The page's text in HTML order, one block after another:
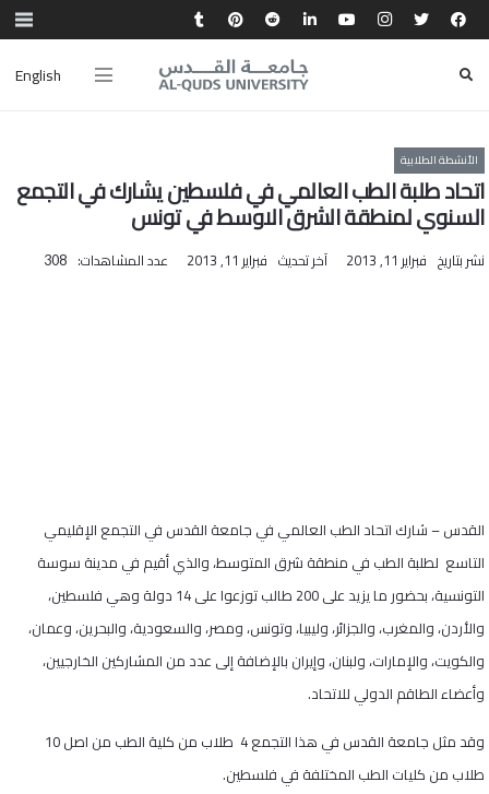
English
الأنشطة الطلابية
اتحاد طلبة الطب العالمي في فلسطين يشارك في التجمع
السنوي لمنطقة الشرق الاوسط في تونس
نشر بتاريخ فبراير 11, 2013 آخر تحديث فبراير 11, 2013 عدد المشاهدات: 308
القدس – شارك اتحاد الطب العالمي في جامعة القدس في التجمع الإقليمي
التاسع لطلبة الطب في منطقة شرق المتوسط، والذي أقيم في مدينة سوسة
التونسية، بحضور ما يزيد على 200 طالب توزعوا على 14 دولة وهي فلسطين،
والأردن، والمغرب، والجزائر، وليبيا، وتونس، ومصر، والسعودية، والبحرين، وعمان،
والكويت، والإمارات، ولبنان، وإيران بالإضافة إلى عدد من المشاركين الخارجيين،
وأعضاء الطاقم الدولي للاتحاد.
وقد مثل جامعة القدس في هذا التجمع 4 طلاب من كلية الطب من اصل 10
طلاب من كليات الطب المختلفة في فلسطين.